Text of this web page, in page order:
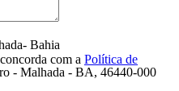
com a Política de
Bahia
- Malhada - BA, 46440-000